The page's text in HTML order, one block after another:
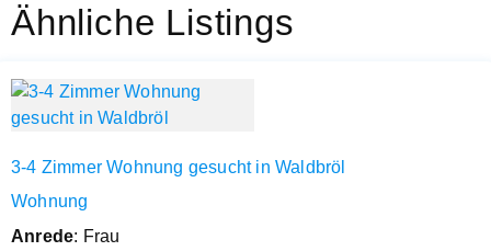
Ähnliche Listings
3-4 Zimmer Wohnung gesucht in Waldbröl
Wohnung
Anrede: Frau